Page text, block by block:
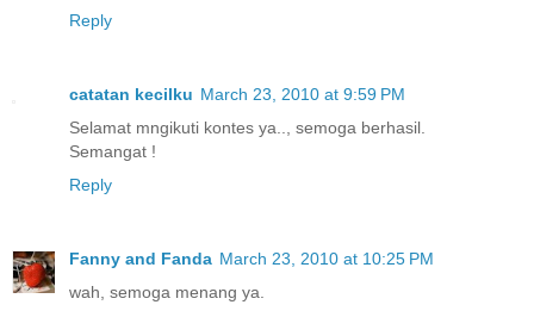
Reply
catatan kecilku March 23, 2010 at 9:59 PM
Selamat mngikuti kontes ya.., semoga berhasil.
Semangat !
Reply
Fanny and Fanda March 23, 2010 at 10:25 PM
wah, semoga menang ya.